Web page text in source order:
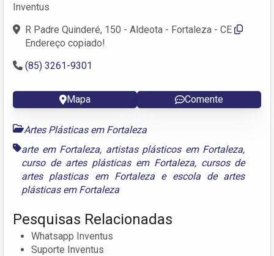
Inventus
R Padre Quinderé, 150 - Aldeota - Fortaleza - CE
Endereço copiado!
(85) 3261-9301
Mapa Comente
Artes Plásticas em Fortaleza
arte em Fortaleza, artistas plásticos em Fortaleza,
curso de artes plásticas em Fortaleza, cursos de
artes plasticas em Fortaleza e escola de artes
plásticas em Fortaleza
Pesquisas Relacionadas
Whatsapp Inventus
Suporte Inventus